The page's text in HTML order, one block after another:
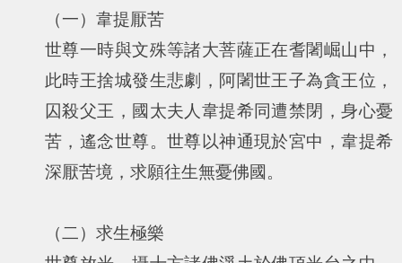
（一）韋提厭苦
世尊一時與文殊等諸大菩薩正在耆闍崛山中，
此時王捨城發生悲劇，阿闍世王子為貪王位，
囚殺父王，國太夫人韋提希同遭禁閉，身心憂
苦，遙念世尊。世尊以神通現於宮中，韋提希
深厭苦境，求願往生無憂佛國。
（二）求生極樂